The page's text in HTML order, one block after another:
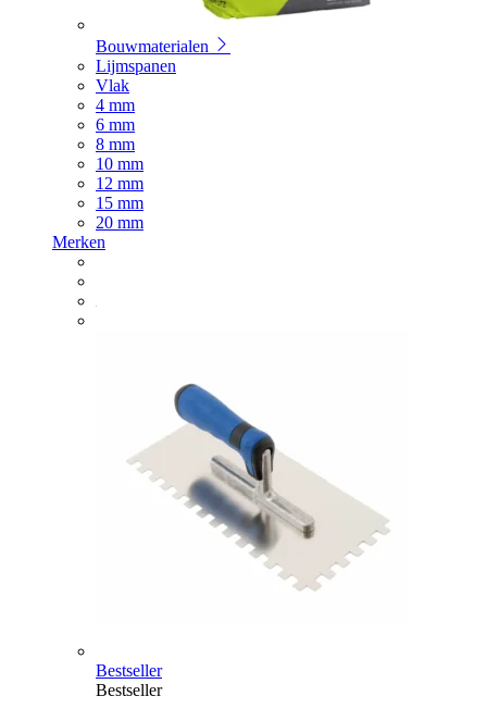
Bouwmaterialen
Lijmspanen
Vlak
4 mm
6 mm
8 mm
10 mm
12 mm
15 mm
20 mm
Merken
Bestseller
Bestseller